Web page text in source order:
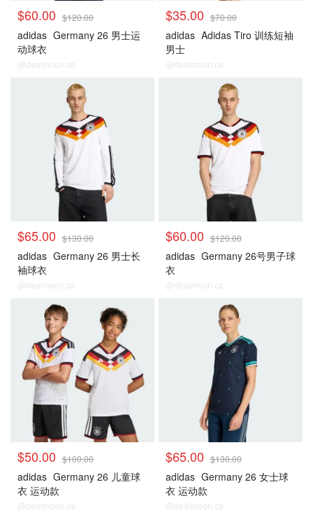
$60.00 $120.00
adidas Germany 26 男士运
动球衣
@dealmoon.ca
$35.00 $70.00
adidas Adidas Tiro 训练短袖
男士
@dealmoon.ca
$65.00 $130.00
adidas Germany 26 男士长
袖球衣
@dealmoon.ca
$60.00 $120.00
adidas Germany 26号男子球
衣
@dealmoon.ca
$50.00 $100.00
adidas Germany 26 儿童球
衣 运动款
@dealmoon.ca
$65.00 $130.00
adidas Germany 26 女士球
衣 运动款
@dealmoon.ca